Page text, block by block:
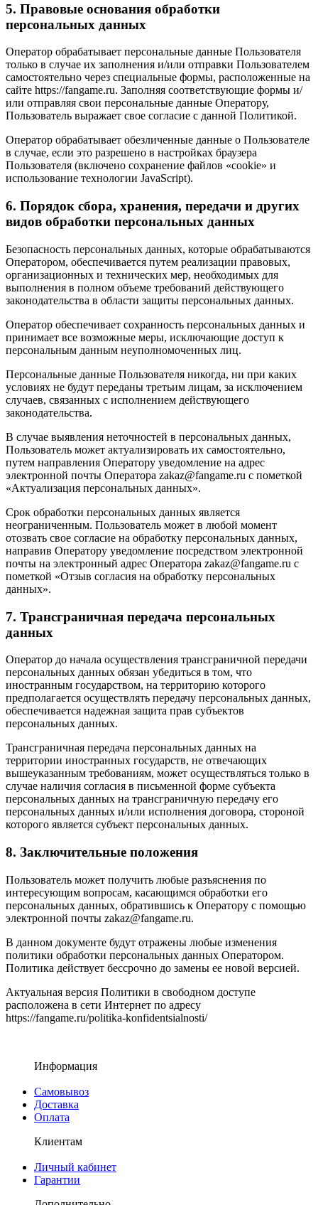
5. Правовые основания обработки
персональных данных
Оператор обрабатывает персональные данные Пользователя
только в случае их заполнения и/или отправки Пользователем
самостоятельно через специальные формы, расположенные на
сайте https://fangame.ru. Заполняя соответствующие формы и/
или отправляя свои персональные данные Оператору,
Пользователь выражает свое согласие с данной Политикой.
Оператор обрабатывает обезличенные данные о Пользователе
в случае, если это разрешено в настройках браузера
Пользователя (включено сохранение файлов «cookie» и
использование технологии JavaScript).
6. Порядок сбора, хранения, передачи и других
видов обработки персональных данных
Безопасность персональных данных, которые обрабатываются
Оператором, обеспечивается путем реализации правовых,
организационных и технических мер, необходимых для
выполнения в полном объеме требований действующего
законодательства в области защиты персональных данных.
Оператор обеспечивает сохранность персональных данных и
принимает все возможные меры, исключающие доступ к
персональным данным неуполномоченных лиц.
Персональные данные Пользователя никогда, ни при каких
условиях не будут переданы третьим лицам, за исключением
случаев, связанных с исполнением действующего
законодательства.
В случае выявления неточностей в персональных данных,
Пользователь может актуализировать их самостоятельно,
путем направления Оператору уведомление на адрес
электронной почты Оператора zakaz@fangame.ru с пометкой
«Актуализация персональных данных».
Срок обработки персональных данных является
неограниченным. Пользователь может в любой момент
отозвать свое согласие на обработку персональных данных,
направив Оператору уведомление посредством электронной
почты на электронный адрес Оператора zakaz@fangame.ru с
пометкой «Отзыв согласия на обработку персональных
данных».
7. Трансграничная передача персональных
данных
Оператор до начала осуществления трансграничной передачи
персональных данных обязан убедиться в том, что
иностранным государством, на территорию которого
предполагается осуществлять передачу персональных данных,
обеспечивается надежная защита прав субъектов
персональных данных.
Трансграничная передача персональных данных на
территории иностранных государств, не отвечающих
вышеуказанным требованиям, может осуществляться только в
случае наличия согласия в письменной форме субъекта
персональных данных на трансграничную передачу его
персональных данных и/или исполнения договора, стороной
которого является субъект персональных данных.
8. Заключительные положения
Пользователь может получить любые разъяснения по
интересующим вопросам, касающимся обработки его
персональных данных, обратившись к Оператору с помощью
электронной почты zakaz@fangame.ru.
В данном документе будут отражены любые изменения
политики обработки персональных данных Оператором.
Политика действует бессрочно до замены ее новой версией.
Актуальная версия Политики в свободном доступе
расположена в сети Интернет по адресу
https://fangame.ru/politika-konfidentsialnosti/
Информация
Самовывоз
Доставка
Оплата
Клиентам
Личный кабинет
Гарантии